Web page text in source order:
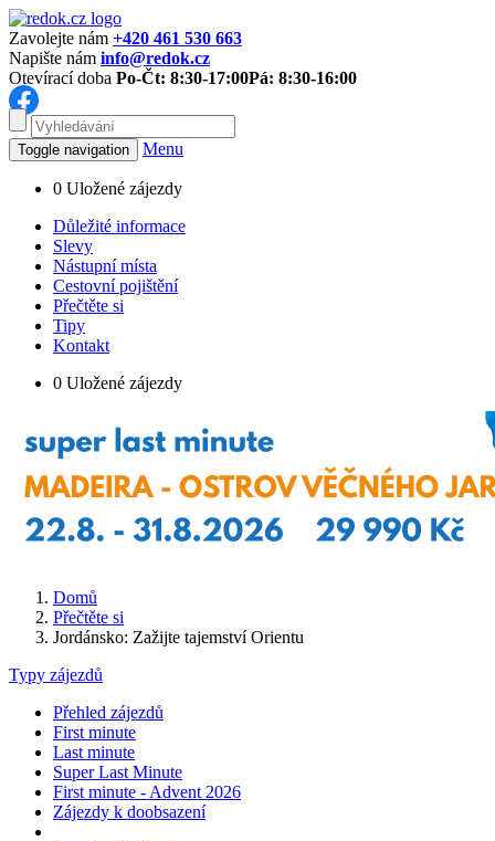
Zavolejte nám +420 461 530 663
Napište nám info@redok.cz
Otevírací doba Po-Čt: 8:30-17:00Pá: 8:30-16:00
Toggle navigation Menu
0 Uložené zájezdy
Důležité informace
Slevy
Nástupní místa
Cestovní pojištění
Přečtěte si
Tipy
Kontakt
0 Uložené zájezdy
Domů
Přečtěte si
Jordánsko: Zažijte tajemství Orientu
Typy zájezdů
Přehled zájezdů
First minute
Last minute
Super Last Minute
First minute - Advent 2026
Zájezdy k doobsazení